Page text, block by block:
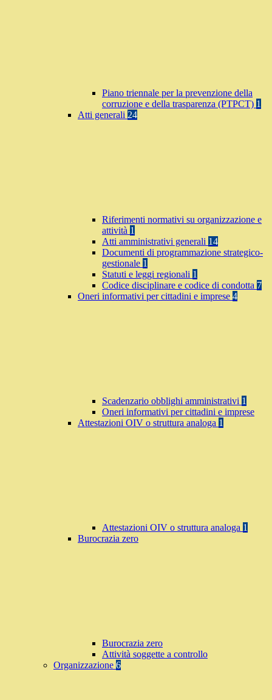
Piano triennale per la prevenzione della
corruzione e della trasparenza (PTPCT) 1
Atti generali 24
Riferimenti normativi su organizzazione e
attività 1
Atti amministrativi generali 14
Documenti di programmazione strategico-
gestionale 1
Statuti e leggi regionali 1
Codice disciplinare e codice di condotta 7
Oneri informativi per cittadini e imprese 4
Scadenzario obblighi amministrativi 1
Oneri informativi per cittadini e imprese
Attestazioni OIV o struttura analoga 1
Attestazioni OIV o struttura analoga 1
Burocrazia zero
Burocrazia zero
Attività soggette a controllo
Organizzazione 6